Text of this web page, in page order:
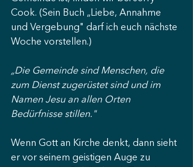
Cook. (Sein Buch „Liebe, Annahme
und Vergebung" darf ich euch nächste
Woche vorstellen.)
„Die Gemeinde sind Menschen, die
zum Dienst zugerüstet sind und im
Namen Jesu an allen Orten
Bedürfnisse stillen."
Wenn Gott an Kirche denkt, dann sieht
er vor seinem geistigen Auge zu